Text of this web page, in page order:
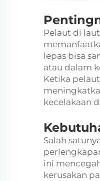
Pelaut di
lepas bisa
atau dalam
Ketika
kecelakaan
Salah
ini
kerusakan